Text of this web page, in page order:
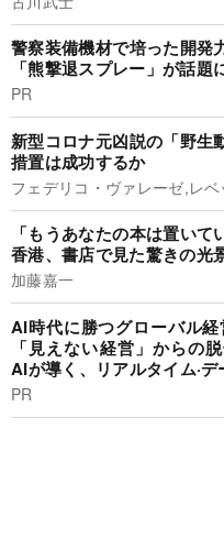
警察装備機材で培った開発
「熊撃退スプレー」が話題
PR
新型コロナ元凶説の「野生
措置は成功するか
フェデリコ・ヴァレーゼ,レ
「もうあなたの本は置い
香港、書店で見た驚きの光
加藤嘉一
AI時代に勝つグローバル
「見えない経営」からの
AIが導く、リアルタイム·
PR